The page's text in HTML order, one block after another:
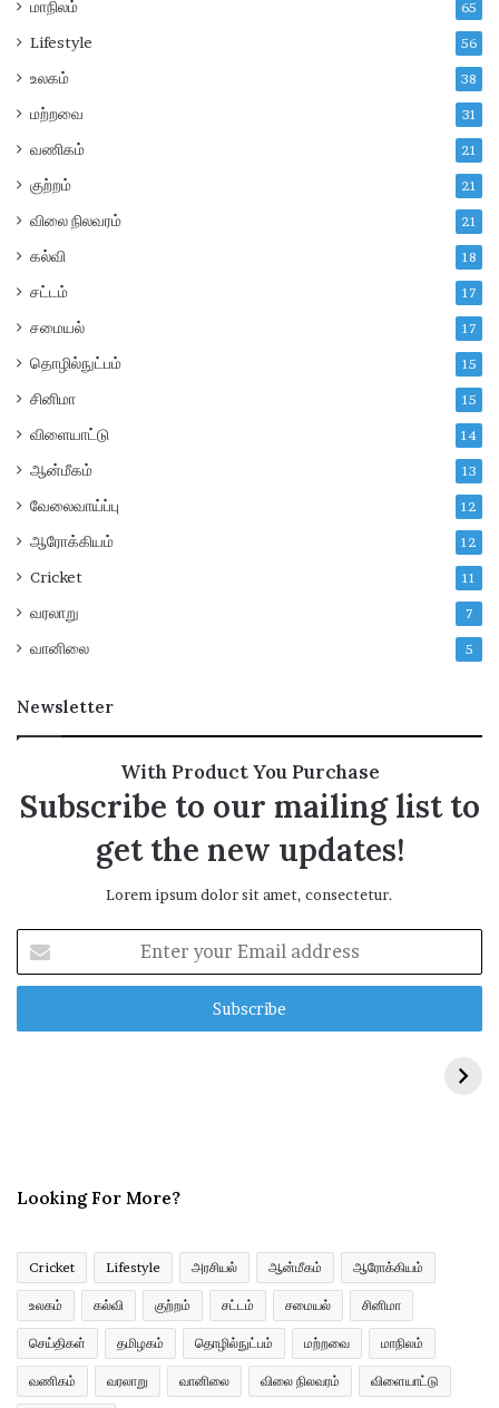
பே
ர்
ங்
க
லை
மாநிலம் 65
Lifestyle 56
உலகம் 38
மற்றவை 31
வணிகம் 21
குற்றம் 21
விலை நிலவரம் 21
கல்வி 18
சட்டம் 17
சமையல் 17
தொழில்நுட்பம் 15
சினிமா 15
விளையாட்டு 14
ஆன்மீகம் 13
வேலைவாய்ப்பு 12
ஆரோக்கியம் 12
Cricket 11
வரலாறு 7
வானிலை 5
Newsletter
With Product You Purchase
Subscribe to our mailing list to
get the new updates!
Lorem ipsum dolor sit amet, consectetur.
t
r
a
d
e
Looking For More?
Cricket Lifestyle அரசியல் ஆன்மீகம் ஆரோக்கியம்
உலகம் கல்வி குற்றம் சட்டம் சமையல் சினிமா
செய்திகள் தமிழகம் தொழில்நுட்பம் மற்றவை மாநிலம்
வணிகம் வரலாறு வானிலை விலை நிலவரம் விளையாட்டு